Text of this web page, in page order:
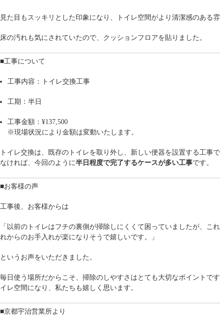
見た目もスッキリとした印象になり、トイレ空間がより清潔感のある
床の汚れも気にされていたので、クッションフロアを貼りました。
■工事について
工事内容：トイレ交換工事
工期：半日
工事金額：¥137,500
※現場状況により金額は変動いたします。
トイレ交換は、既存のトイレを取り外し、新しい便器を設置する工事
なければ、今回のように半日程度で完了するケースが多い工事です。
■お客様の声
工事後、お客様からは
「以前のトイレはフチの裏側が掃除しにくくて困っていましたが、こ
れからのお手入れが楽になりそうで嬉しいです。」
というお声をいただきました。
毎日使う場所だからこそ、掃除のしやすさはとても大切なポイントで
イレ空間になり、私たちも嬉しく思います。
■京都宇治営業所より
名古屋リフォーム&増改築のニッカホーム株式会社